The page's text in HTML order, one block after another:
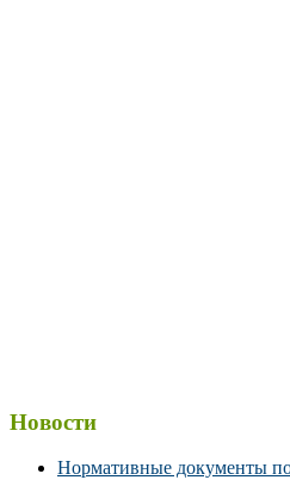
Новости
Нормативные документы